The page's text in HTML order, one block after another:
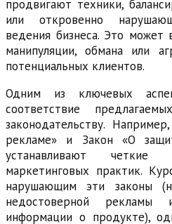
продвигают техники,
или откровенно
ведения бизнеса. Это
манипуляции, обмана или
потенциальных клиентов.
Одним из ключевых
соответствие
законодательству.
рекламе» и Закон «О
устанавливают четкие
маркетинговых практик.
нарушающим эти законы
недостоверной рекламы
информации о продукте),